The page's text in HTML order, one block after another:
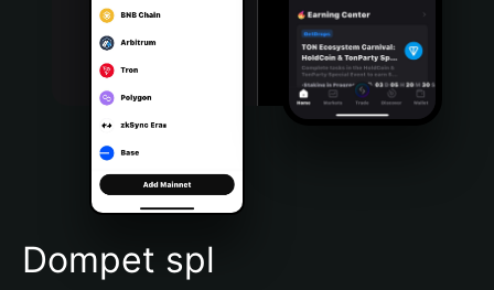
Português (Portugal)
Bahasa Indonesia
Português (Brasil)
Español (Argentina)
Dompet spl